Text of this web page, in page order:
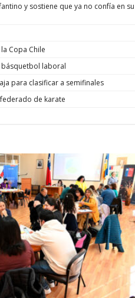
y sostiene que ya no confía en su
Copa Chile
básquetbol laboral
para clasificar a semifinales
de karate